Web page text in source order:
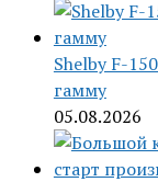
Shelby F-
гамму
05.08.2026